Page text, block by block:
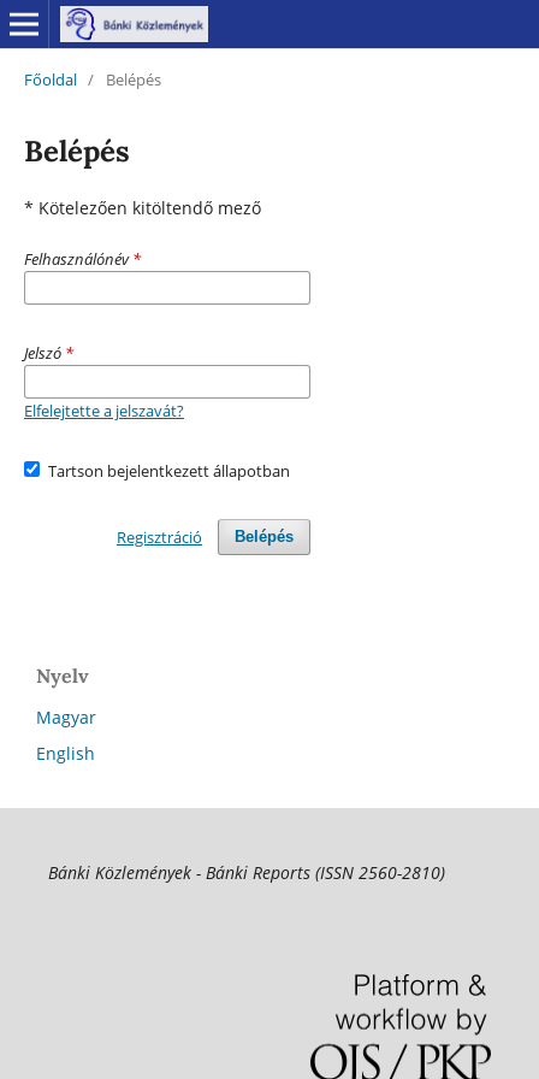
Főoldal / Belépés
Belépés
* Kötelezően kitöltendő mező
Felhasználónév*
Jelszó *
Elfelejtette a jelszavát?
Tartson bejelentkezett állapotban
Belépés
Regisztráció
Nyelv
Magyar
English
Bánki Közlemények - Bánki Reports (ISSN 2560-2810)